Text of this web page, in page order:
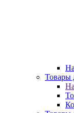
Товары